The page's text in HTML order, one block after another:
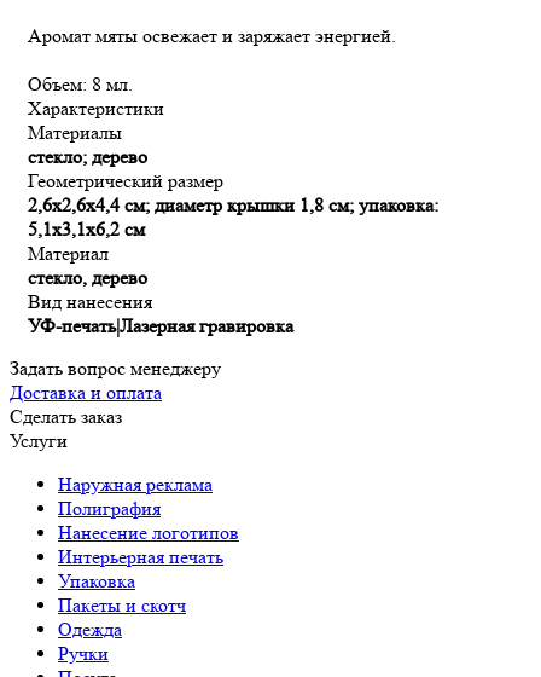
Аромат мяты освежает и заряжает энергией.
Объем: 8 мл.
Характеристики
Материалы
стекло; дерево
Геометрический размер
2,6х2,6х4,4 см; диаметр крышки 1,8 см; упаковка:
5,1x3,1x6,2 см
Материал
стекло, дерево
Вид нанесения
УФ-печать|Лазерная гравировка
Задать вопрос менеджеру
Доставка и оплата
Сделать заказ
Услуги
Наружная реклама
Полиграфия
Нанесение логотипов
Интерьерная печать
Упаковка
Пакеты и скотч
Одежда
Ручки